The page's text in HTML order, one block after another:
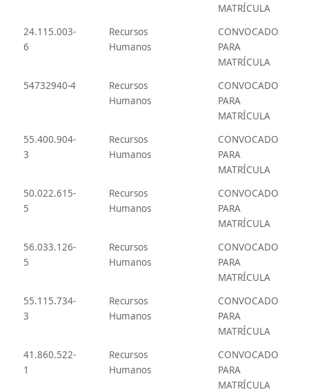
MATRÍCULA
24.115.003-
6
Recursos
Humanos
CONVOCADO
PARA
MATRÍCULA
54732940-4
Recursos
Humanos
CONVOCADO
PARA
MATRÍCULA
55.400.904-
3
Recursos
Humanos
CONVOCADO
PARA
MATRÍCULA
50.022.615-
5
Recursos
Humanos
CONVOCADO
PARA
MATRÍCULA
56.033.126-
5
Recursos
Humanos
CONVOCADO
PARA
MATRÍCULA
55.115.734-
3
Recursos
Humanos
CONVOCADO
PARA
MATRÍCULA
41.860.522-
1
Recursos
Humanos
CONVOCADO
PARA
MATRÍCULA